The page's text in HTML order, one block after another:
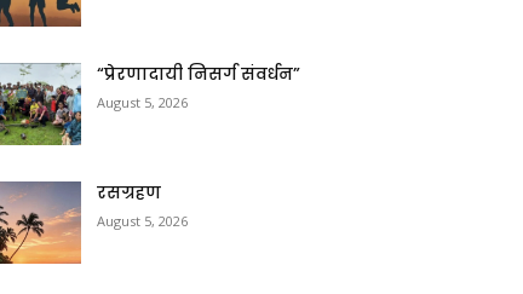
“प्रेरणादायी निसर्ग संवर्धन”
August 5, 2026
रसग्रहण
August 5, 2026